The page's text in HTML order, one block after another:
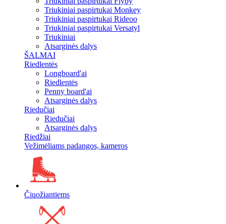
Triukiniai paspirtukai Monkey
Triukiniai paspirtukai Rideoo
Triukiniai paspirtukai Versatyl
Triukiniai
Atsarginės dalys
ŠALMAI
Riedlentės
Longboard'ai
Riedlentės
Penny board'ai
Atsarginės dalys
Riedučiai
Riedučiai
Atsarginės dalys
Riedžiai
Vežimėliams padangos, kameros
Čiuožiantiems